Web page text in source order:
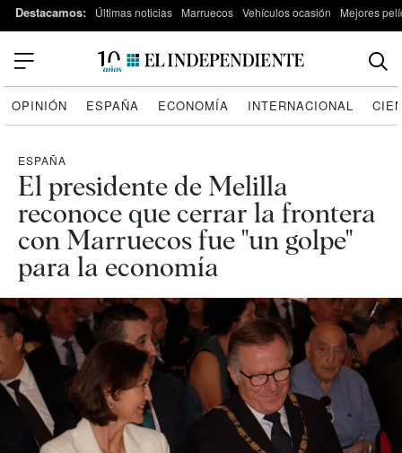
Destacamos: Últimas noticias Marruecos Vehículos ocasión Mejores
OPINIÓN ESPAÑA ECONOMÍA INTERNACIONAL
ESPAÑA
El presidente de Melilla
reconoce que cerrar la frontera
con Marruecos fue "un golpe"
para la economía